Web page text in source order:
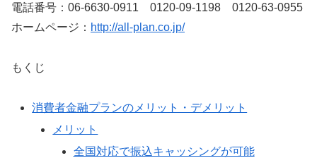
電話番号：06-6630-0911 0120-09-1198 0120-63-0955
ホームページ： http://all-plan.co.jp/
もくじ
消費者金融プランのメリット・デメリット
メリット
全国対応で振込キャッシングが可能